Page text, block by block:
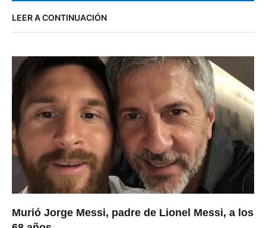
LEER A CONTINUACIÓN
Murió Jorge Messi, padre de Lionel Messi, a los